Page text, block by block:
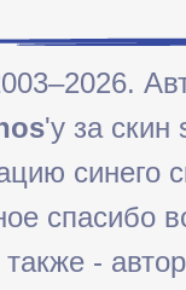
'у за скин
синего
спасибо
также -